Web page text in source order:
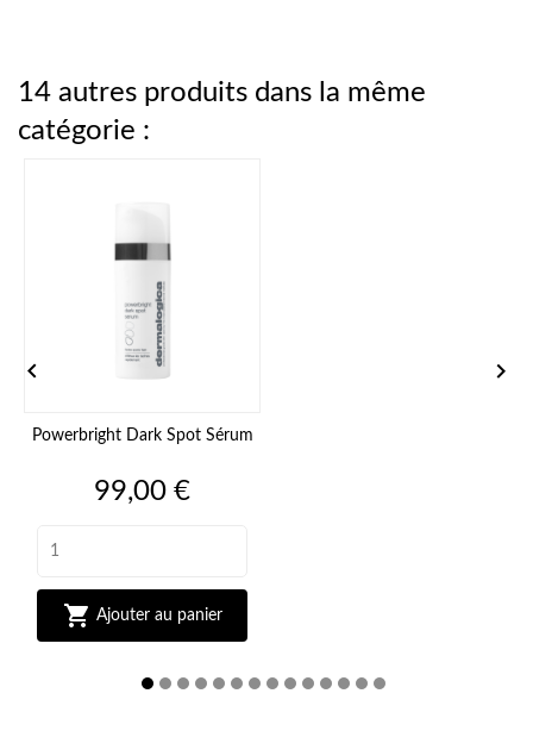
14 autres produits dans la même
catégorie :
Powerbright Dark Spot Sérum
Prix
99,00 €
 Ajouter au panier
 